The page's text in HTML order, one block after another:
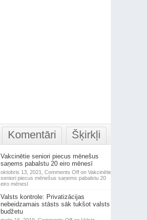
Komentāri Šķirkļi
Vakcinētie seniori piecus mēnešus
saņems pabalstu 20 eiro mēnesī
oktobris 13, 2021, Comments Offon Vakcinētie
seniori piecus mēnešus saņems pabalstu 20
eiro mēnesī
Valsts kontrole: Privatizācijas
nebeidzamais stāsts sāk tukšot valsts
budžetu